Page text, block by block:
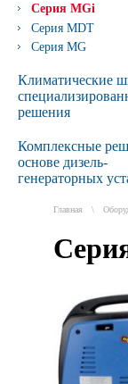
Серия MGi
Серия MDT
Cерия MG
Климатические
решения
Комплексные
основе дизель-
генераторных
Главная \